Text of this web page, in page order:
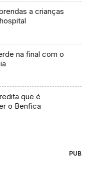
a crianças
na final com o
que é
o Benfica
PUB